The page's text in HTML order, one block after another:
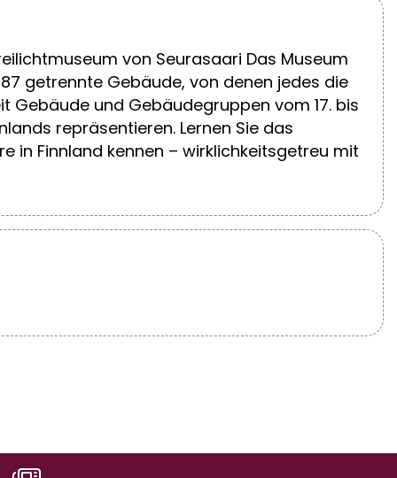
von Seurasaari Das Museum
getrennte Gebäude, von denen jedes die
Gebäude und Gebäudegruppen vom 17. bis
repräsentieren. Lernen Sie das
in Finnland kennen – wirklichkeitsgetreu mit